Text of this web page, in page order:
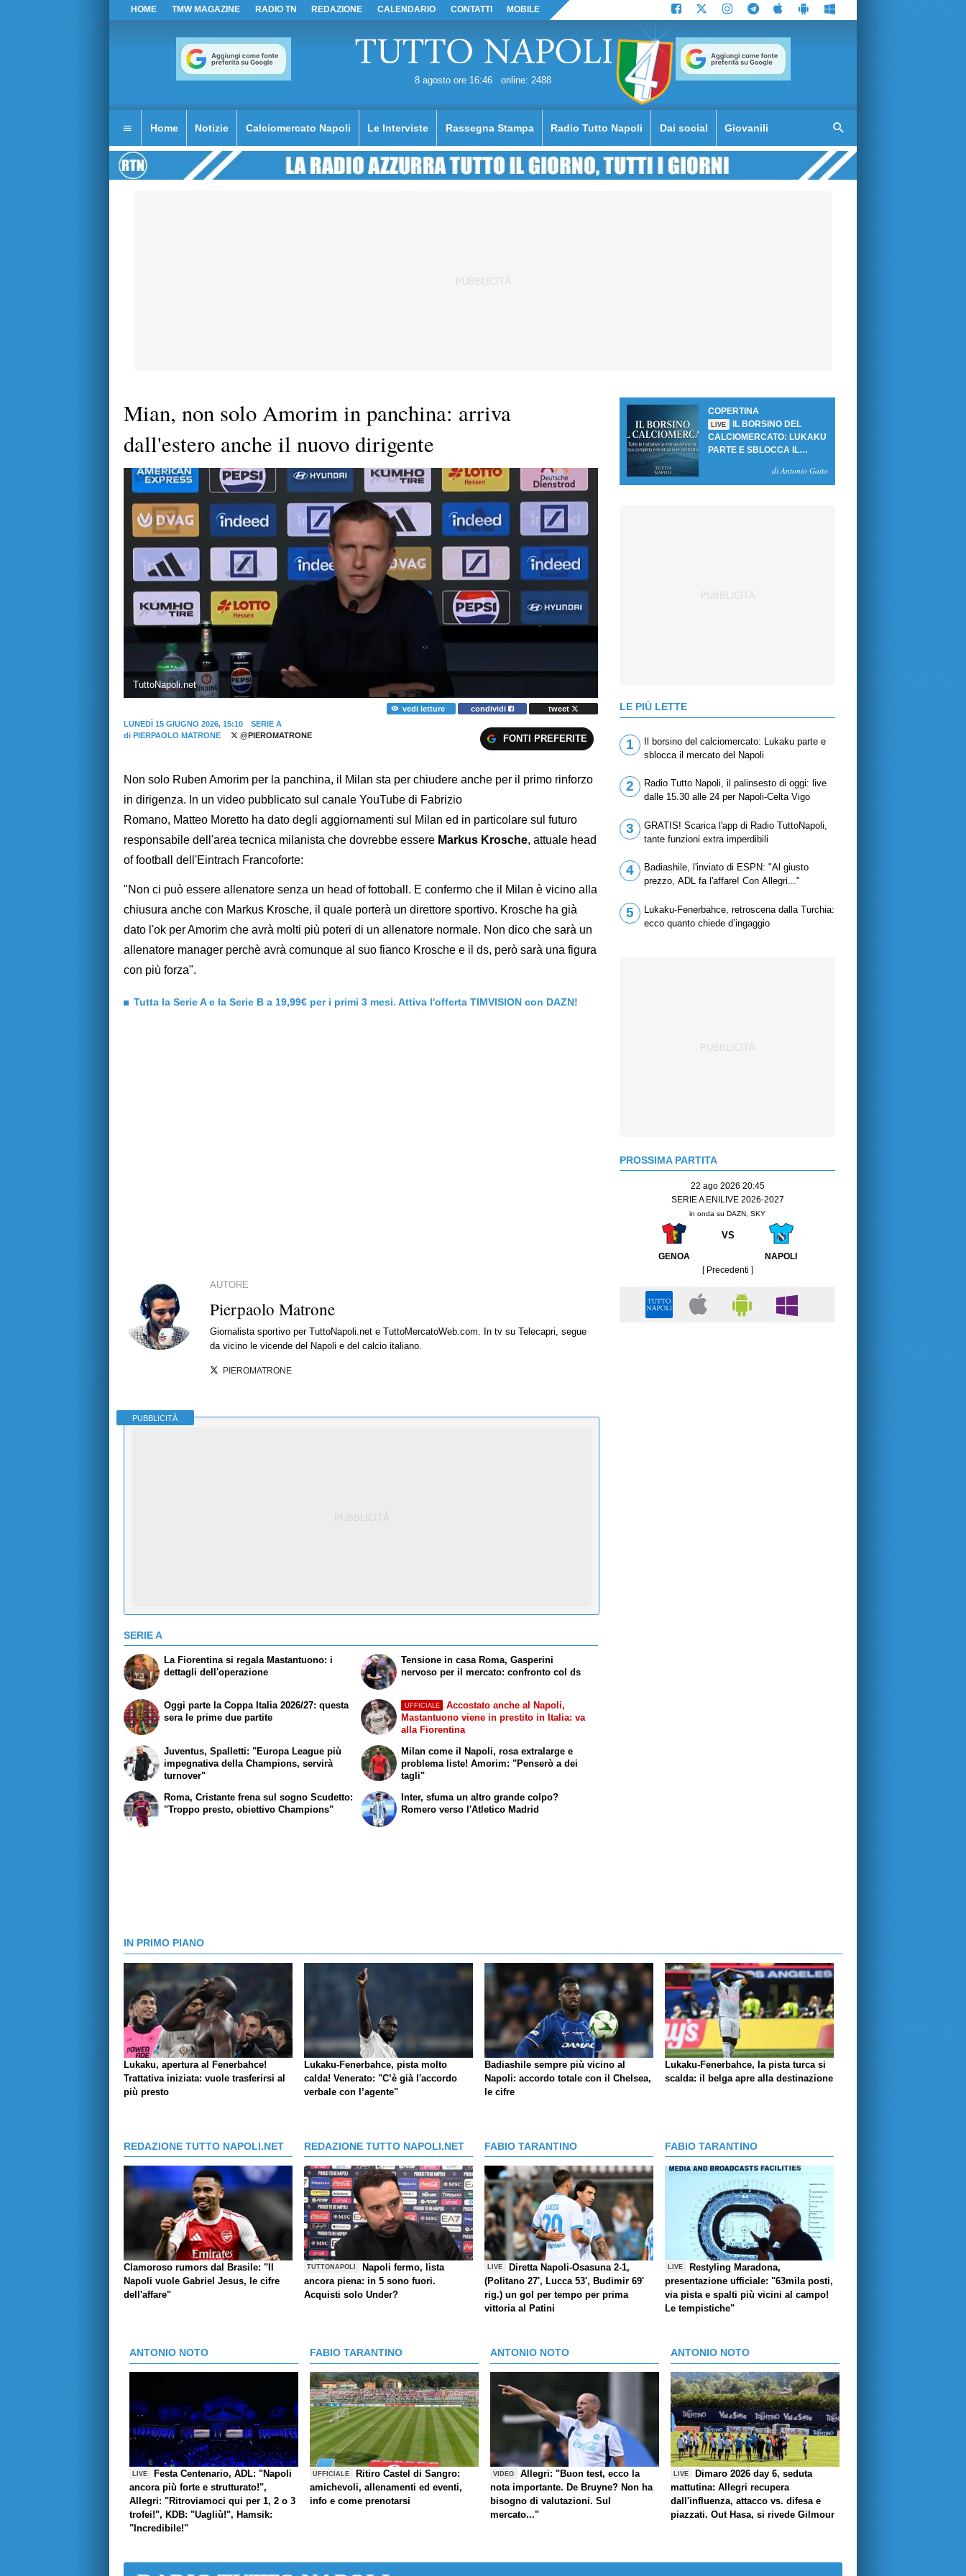
HOME TMW MAGAZINE RADIO TN REDAZIONE CALENDARIO CONTATTI MOBILE
8 agosto ore 16:46 online: 2488
Home Notizie Calciomercato Napoli Le Interviste Rassegna Stampa Radio Tutto Napoli Dai social Giovanili
Mian, non solo Amorim in panchina: arriva
dall'estero anche il nuovo dirigente
TuttoNapoli.net
vedi letture condividi
tweet
LUNEDÌ 15 GIUGNO 2026, 15:10
SERIE A
di PIERPAOLO MATRONE @PIEROMATRONE FONTI PREFERITE
Non solo Ruben Amorim per la panchina, il Milan sta per chiudere anche per il primo rinforzo
in dirigenza. In un video pubblicato sul canale YouTube di Fabrizio
Romano, Matteo Moretto ha dato degli aggiornamenti sul Milan ed in particolare sul futuro
responsabile dell'area tecnica milanista che dovrebbe essere Markus Krosche, attuale head
of football dell'Eintrach Francoforte:
"Non ci può essere allenatore senza un head of fottoball. E confermo che il Milan è vicino alla
chiusura anche con Markus Krosche, il quale porterà un direttore sportivo. Krosche ha già
dato l'ok per Amorim che avrà molti più poteri di un allenatore normale. Non dico che sarà un
allenatore manager perchè avrà comunque al suo fianco Krosche e il ds, però sarà una figura
con più forza".
Tutta la Serie A e la Serie B a 19,99€ per i primi 3 mesi. Attiva l'offerta TIMVISION con DAZN!
AUTORE
Pierpaolo Matrone
Giornalista sportivo per TuttoNapoli.net e TuttoMercatoWeb.com. In tv su Telecapri, segue
da vicino le vicende del Napoli e del calcio italiano.
PIEROMATRONE
PUBBLICITÀ
SERIE A
La Fiorentina si regala Mastantuono: i
dettagli dell'operazione
Oggi parte la Coppa Italia 2026/27: questa
sera le prime due partite
Tensione in casa Roma, Gasperini
nervoso per il mercato: confronto col ds
UFFICIALE
Accostato anche al Napoli,
Mastantuono viene in prestito in Italia: va
alla Fiorentina
Juventus, Spalletti: "Europa League più
impegnativa della Champions, servirà
turnover"
Roma, Cristante frena sul sogno Scudetto:
"Troppo presto, obiettivo Champions"
Milan come il Napoli, rosa extralarge e
problema liste! Amorim: "Penserò a dei
tagli"
Inter, sfuma un altro grande colpo?
Romero verso l'Atletico Madrid
COPERTINA
LIVE
IL BORSINO DEL
CALCIOMERCATO: LUKAKU
PARTE E SBLOCCA IL
di Antonio Gaito
LE PIÙ LETTE
1
Il borsino del calciomercato: Lukaku parte e
sblocca il mercato del Napoli
2
Radio Tutto Napoli, il palinsesto di oggi: live
dalle 15.30 alle 24 per Napoli-Celta Vigo
3
GRATIS! Scarica l'app di Radio TuttoNapoli,
tante funzioni extra imperdibili
4
Badiashile, l'inviato di ESPN: "Al giusto
prezzo, ADL fa l'affare! Con Allegri..."
5
Lukaku-Fenerbahce, retroscena dalla Turchia:
ecco quanto chiede d’ingaggio
PROSSIMA PARTITA
22 ago 2026 20:45
SERIE A ENILIVE 2026-2027
in onda su DAZN, SKY
VS
GENOA
NAPOLI
[ Precedenti ]
IN PRIMO PIANO
Lukaku, apertura al Fenerbahce!
Trattativa iniziata: vuole trasferirsi al
più presto
Lukaku-Fenerbahce, pista molto
calda! Venerato: "C’è già l'accordo
verbale con l’agente"
Badiashile sempre più vicino al
Napoli: accordo totale con il Chelsea,
le cifre
Lukaku-Fenerbahce, la pista turca si
scalda: il belga apre alla destinazione
REDAZIONE TUTTO NAPOLI.NET
Clamoroso rumors dal Brasile: "Il
Napoli vuole Gabriel Jesus, le cifre
dell'affare"
REDAZIONE TUTTO NAPOLI.NET
TUTTONAPOLI
Napoli fermo, lista
ancora piena: in 5 sono fuori.
Acquisti solo Under?
FABIO TARANTINO
LIVE
Diretta Napoli-Osasuna 2-1,
(Politano 27', Lucca 53', Budimir 69'
rig.) un gol per tempo per prima
vittoria al Patini
FABIO TARANTINO
LIVE
Restyling Maradona,
presentazione ufficiale: "63mila posti,
via pista e spalti più vicini al campo!
Le tempistiche"
ANTONIO NOTO
LIVE
Festa Centenario, ADL: "Napoli
ancora più forte e strutturato!",
Allegri: "Ritroviamoci qui per 1, 2 o 3
trofei!", KDB: "Uagliù!", Hamsik:
"Incredibile!"
FABIO TARANTINO
UFFICIALE
Ritiro Castel di Sangro:
amichevoli, allenamenti ed eventi,
info e come prenotarsi
ANTONIO NOTO
VIDEO
Allegri: "Buon test, ecco la
nota importante. De Bruyne? Non ha
bisogno di valutazioni. Sul
mercato..."
ANTONIO NOTO
LIVE
Dimaro 2026 day 6, seduta
mattutina: Allegri recupera
dall'influenza, attacco vs. difesa e
piazzati. Out Hasa, si rivede Gilmour